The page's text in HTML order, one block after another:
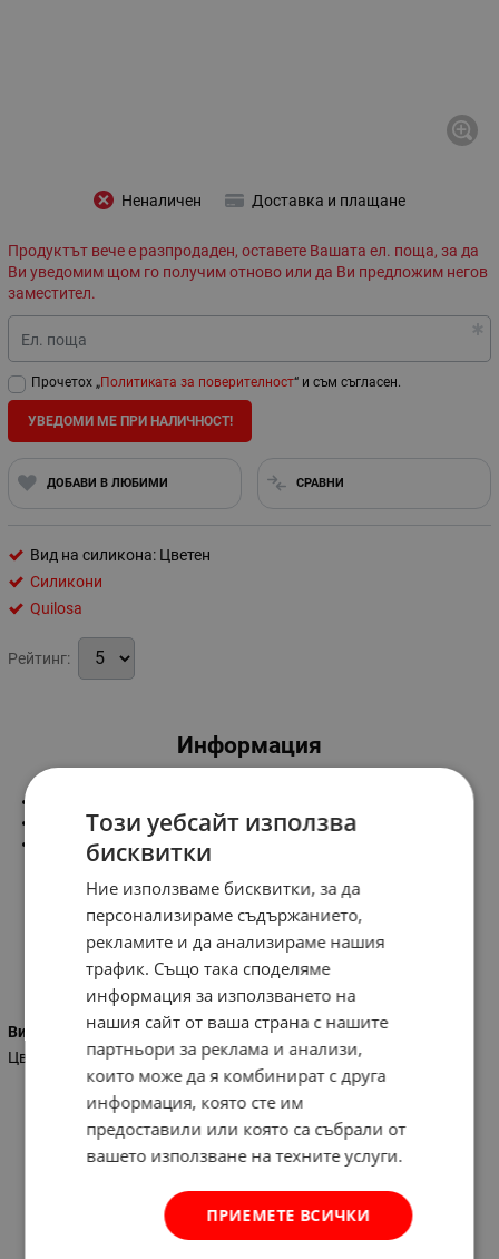
Неналичен Доставка и плащане
Продуктът вече е разпродаден, оставете Вашата ел. поща, за да
Ви уведомим щом го получим отново или да Ви предложим негов
заместител.
Ел. поща
Прочетох „Политиката за поверителност“ и съм съгласен.
УВЕДОМИ МЕ ПРИ НАЛИЧНОСТ!
ДОБАВИ В ЛЮБИМИ СРАВНИ
Вид на силикона: Цветен
Силикони
Quilosa
Рейтинг:
Информация
-цвят:махагон
-силиконизиран синтетичен пълнител,специално за
запълване на връзки между дървени елементи или между
дърво и конструкционни елементи
Характеристики
Вид на силикона
Цветен
Този уебсайт използва
бисквитки
Ние използваме бисквитки, за да
персонализираме съдържанието,
рекламите и да анализираме нашия
трафик. Също така споделяме
информация за използването на
нашия сайт от ваша страна с нашите
партньори за реклама и анализи,
които може да я комбинират с друга
информация, която сте им
предоставили или която са събрали от
вашето използване на техните услуги.
ПРИЕМЕТЕ ВСИЧКИ